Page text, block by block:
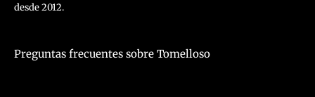
desde 2012.
Preguntas frecuentes sobre Tomelloso